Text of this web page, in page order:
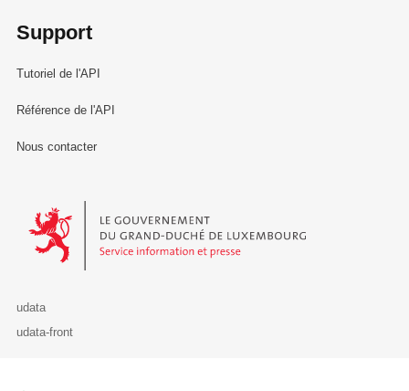
Support
Tutoriel de l'API
Référence de l'API
Nous contacter
Le Gouvernement du Grand-Duché de Luxembourg - Service
udata
udata-front